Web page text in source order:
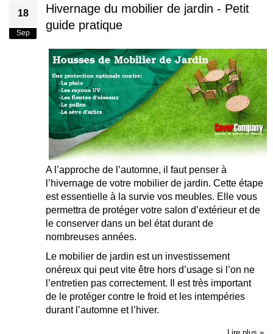
18
Sep
Hivernage du mobilier de jardin - Petit
guide pratique
A l’approche de l’automne, il faut penser à
l’hivernage de votre mobilier de jardin. Cette étape
est essentielle à la survie vos meubles. Elle vous
permettra de protéger votre salon d’extérieur et de
le conserver dans un bel état durant de
nombreuses années.
Le mobilier de jardin est un investissement
onéreux qui peut vite être hors d’usage si l’on ne
l’entretien pas correctement. Il est très important
de le protéger contre le froid et les intempéries
durant l’automne et l’hiver.